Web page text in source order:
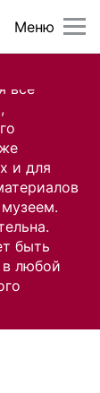
все
и для
быть
в любой
Меню